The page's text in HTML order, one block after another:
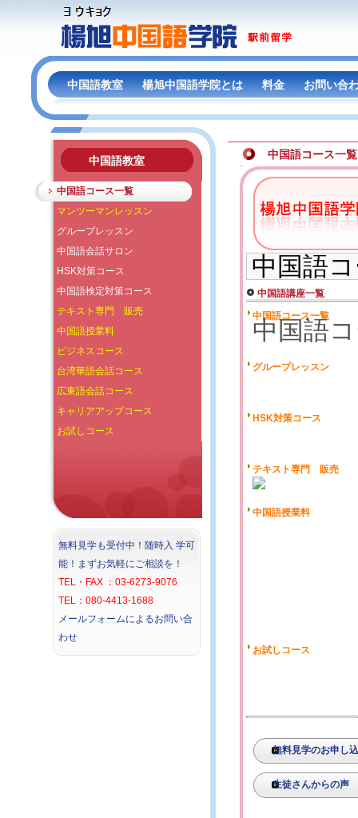
中国語教室 楊旭中国語学院とは 料金 お問い合
中国語教室
中国語コース一覧
マンツーマンレッスン
グループレッスン
中国語会話サロン
HSK対策コース
中国語検定対策コース
テキスト専門 販売
中国語授業料
ビジネスコース
台湾華語会話コース
広東語会話コース
キャリアアップコース
お試しコース
無料見学も受付中！随時入 学可
能！まずお気軽にご相談を！
TEL・FAX ：03-6273-9076
TEL：080-4413-1688
メールフォームによるお問い合
わせ
中国語コース一覧
中国語
中国語講座一覧
無料見学のお申し
生徒さんからの声